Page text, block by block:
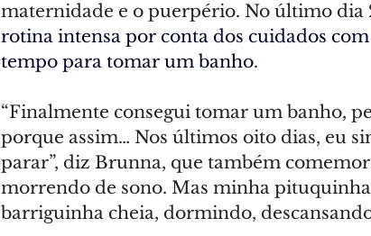
maternidade e o puerpério. No último dia
rotina intensa por conta dos cuidados
tempo para tomar um banho.
“Finalmente consegui tomar um banho,
porque assim… Nos últimos oito dias, eu
parar”, diz Brunna, que também
morrendo de sono. Mas minha
barriguinha cheia, dormindo,